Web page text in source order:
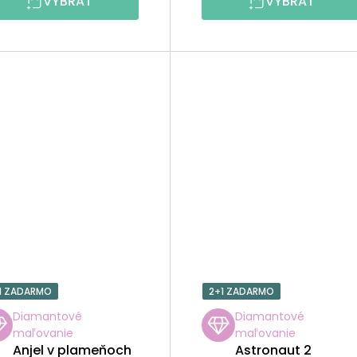
ZADARMO
Diamantové
maľovanie
Anjel v plameňoch
2+1 ZADARMO
Diamantové
maľovanie
Astronaut 2